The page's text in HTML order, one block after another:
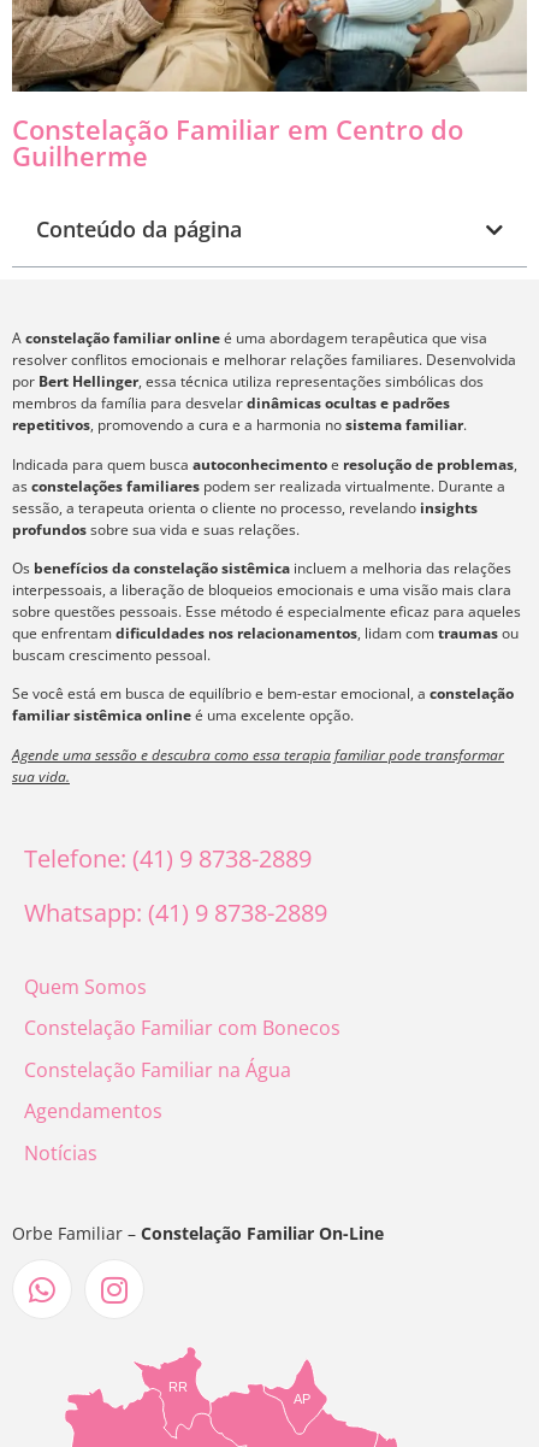
Constelação Familiar em Centro do
Guilherme
Conteúdo da página
Aconstelação familiar onlineé uma abordagem terapêutica que visa
resolver conflitos emocionais e melhorar relações familiares. Desenvolvida
por Bert Hellinger, essa técnica utiliza representações simbólicas dos
membros da família para desvelardinâmicas ocultas e padrões
repetitivos, promovendo a cura e a harmonia nosistema familiar.
Indicada para quem busca autoconhecimentoe resolução de problemas,
asconstelações familiares podem ser realizada virtualmente. Durante a
sessão, a terapeuta orienta o cliente no processo, revelando insights
profundossobre sua vida e suas relações.
Os benefícios da constelação sistêmica incluem a melhoria das relações
interpessoais, a liberação de bloqueios emocionais e uma visão mais clara
sobre questões pessoais. Esse método é especialmente eficaz para aqueles
que enfrentamdificuldades nos relacionamentos, lidam comtraumasou
buscam crescimento pessoal.
Se você está em busca de equilíbrio e bem-estar emocional, a constelação
familiar sistêmica onlineé uma excelente opção.
Agende uma sessão e descubra como essa terapia familiar pode transformar
sua vida.
Telefone: (41) 9 8738-2889
Whatsapp: (41) 9 8738-2889
Quem Somos
Constelação Familiar com Bonecos
Constelação Familiar na Água
Agendamentos
Notícias
Orbe Familiar – Constelação Familiar On-Line
AP
RR